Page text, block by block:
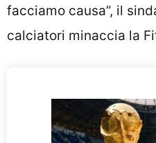
facciamo causa”, il
calciatori minaccia la